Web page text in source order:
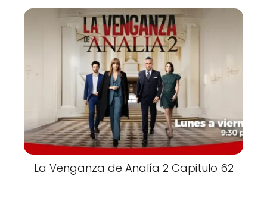
La Venganza de Analía 2 Capitulo 62